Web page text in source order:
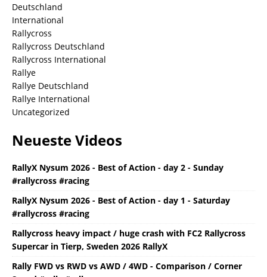
Deutschland
International
Rallycross
Rallycross Deutschland
Rallycross International
Rallye
Rallye Deutschland
Rallye International
Uncategorized
Neueste Videos
RallyX Nysum 2026 - Best of Action - day 2 - Sunday
#rallycross #racing
RallyX Nysum 2026 - Best of Action - day 1 - Saturday
#rallycross #racing
Rallycross heavy impact / huge crash with FC2 Rallycross
Supercar in Tierp, Sweden 2026 RallyX
Rally FWD vs RWD vs AWD / 4WD - Comparison / Corner